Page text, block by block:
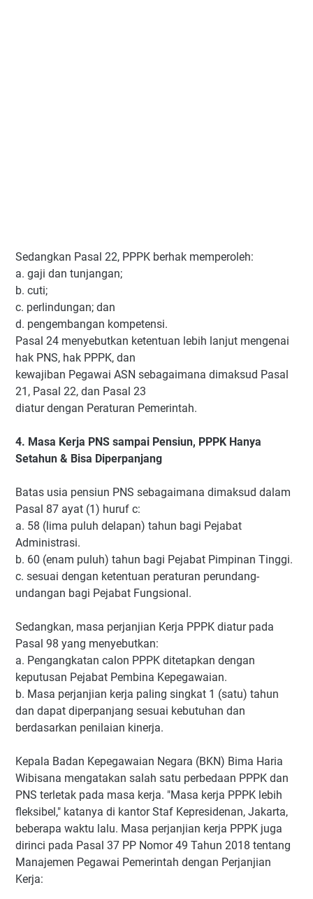
Sedangkan Pasal 22, PPPK berhak memperoleh:
a. gaji dan tunjangan;
b. cuti;
c. perlindungan; dan
d. pengembangan kompetensi.
Pasal 24 menyebutkan ketentuan lebih lanjut mengenai
hak PNS, hak PPPK, dan
kewajiban Pegawai ASN sebagaimana dimaksud Pasal
21, Pasal 22, dan Pasal 23
diatur dengan Peraturan Pemerintah.
4. Masa Kerja PNS sampai Pensiun, PPPK Hanya
Setahun & Bisa Diperpanjang
Batas usia pensiun PNS sebagaimana dimaksud dalam
Pasal 87 ayat (1) huruf c:
a. 58 (lima puluh delapan) tahun bagi Pejabat
Administrasi.
b. 60 (enam puluh) tahun bagi Pejabat Pimpinan Tinggi.
c. sesuai dengan ketentuan peraturan perundang-
undangan bagi Pejabat Fungsional.
Sedangkan, masa perjanjian Kerja PPPK diatur pada
Pasal 98 yang menyebutkan:
a. Pengangkatan calon PPPK ditetapkan dengan
keputusan Pejabat Pembina Kepegawaian.
b. Masa perjanjian kerja paling singkat 1 (satu) tahun
dan dapat diperpanjang sesuai kebutuhan dan
berdasarkan penilaian kinerja.
Kepala Badan Kepegawaian Negara (BKN) Bima Haria
Wibisana mengatakan salah satu perbedaan PPPK dan
PNS terletak pada masa kerja. "Masa kerja PPPK lebih
fleksibel," katanya di kantor Staf Kepresidenan, Jakarta,
beberapa waktu lalu. Masa perjanjian kerja PPPK juga
dirinci pada Pasal 37 PP Nomor 49 Tahun 2018 tentang
Manajemen Pegawai Pemerintah dengan Perjanjian
Kerja: